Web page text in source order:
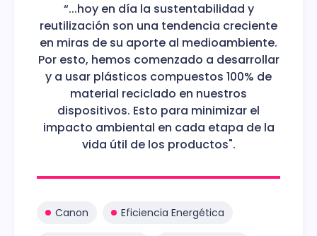
“...hoy en día la sustentabilidad y
reutilización son una tendencia creciente
en miras de su aporte al medioambiente.
Por esto, hemos comenzado a desarrollar
y a usar plásticos compuestos 100% de
material reciclado en nuestros
dispositivos. Esto para minimizar el
impacto ambiental en cada etapa de la
vida útil de los productos".
Canon Eficiencia Energética